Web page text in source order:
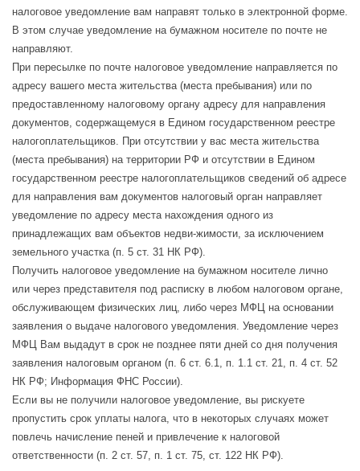
налоговое уведомление вам направят только в электронной форме.
В этом случае уведомление на бумажном носителе по почте не
направляют.
При пересылке по почте налоговое уведомление направляется по
адресу вашего места жительства (места пребывания) или по
предоставленному налоговому органу адресу для направления
документов, содержащемуся в Едином государственном реестре
налогоплательщиков. При отсутствии у вас места жительства
(места пребывания) на территории РФ и отсутствии в Едином
государственном реестре налогоплательщиков сведений об адресе
для направления вам документов налоговый орган направляет
уведомление по адресу места нахождения одного из
принадлежащих вам объектов недви-жимости, за исключением
земельного участка (п. 5 ст. 31 НК РФ).
Получить налоговое уведомление на бумажном носителе лично
или через представителя под расписку в любом налоговом органе,
обслуживающем физических лиц, либо через МФЦ на основании
заявления о выдаче налогового уведомления. Уведомление через
МФЦ Вам выдадут в срок не позднее пяти дней со дня получения
заявления налоговым органом (п. 6 ст. 6.1, п. 1.1 ст. 21, п. 4 ст. 52
НК РФ; Информация ФНС России).
Если вы не получили налоговое уведомление, вы рискуете
пропустить срок уплаты налога, что в некоторых случаях может
повлечь начисление пеней и привлечение к налоговой
ответственности (п. 2 ст. 57, п. 1 ст. 75, ст. 122 НК РФ).